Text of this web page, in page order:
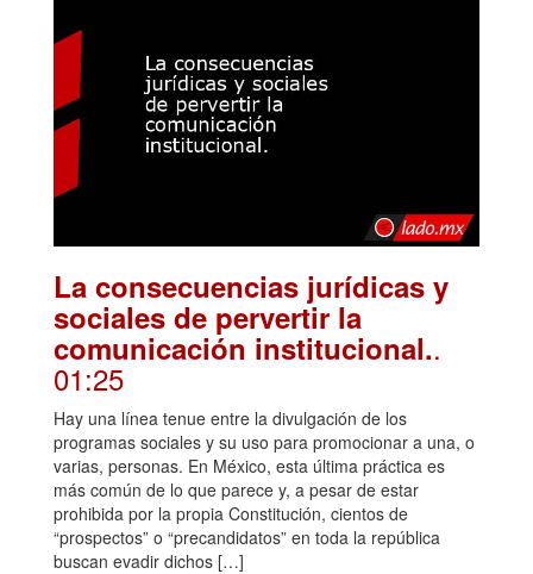
La consecuencias jurídicas y
sociales de pervertir la
comunicación institucional..
01:25
Hay una línea tenue entre la divulgación de los
programas sociales y su uso para promocionar a una, o
varias, personas. En México, esta última práctica es
más común de lo que parece y, a pesar de estar
prohibida por la propia Constitución, cientos de
“prospectos” o “precandidatos” en toda la república
buscan evadir dichos […]